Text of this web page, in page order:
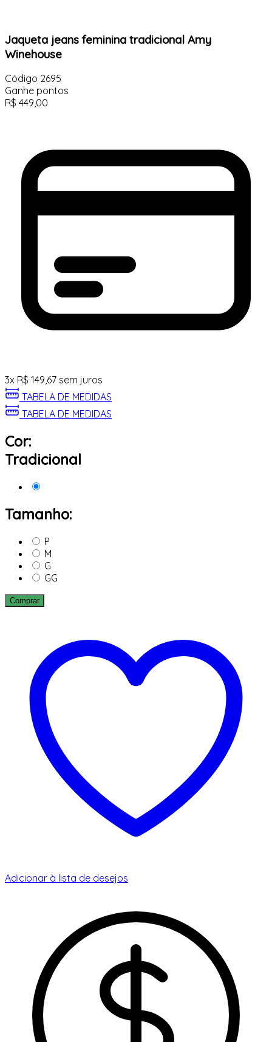
Jaqueta jeans feminina tradicional Amy
Winehouse
Código 2695
Ganhe pontos
R$ 449,00
3x R$ 149,67 sem juros
TABELA DE MEDIDAS
TABELA DE MEDIDAS
Cor:
Tradicional
Tamanho:
P
M
G
GG
Comprar
Adicionar à lista de desejos